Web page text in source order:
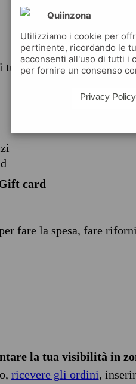
turistiche
card
fare la spesa, fare
la tua visibilità in
ricevere gli ordini,
Quiinzona
Utilizziamo i cookie per
pertinente, ricordando le
acconsenti all'uso di tutti i
per fornire un consenso
Privacy Policy